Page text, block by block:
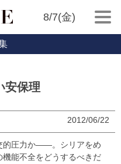
8/7(金)
安保理
2012/06/22
的圧力か――。シリアをめ
能不全をどうするべきだ